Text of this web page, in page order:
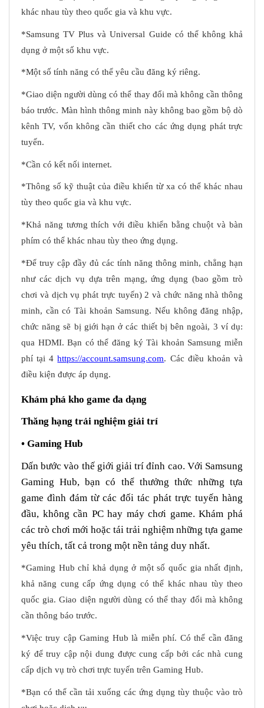
khác nhau tùy theo quốc gia và khu vực.
*Samsung TV Plus và Universal Guide có thể không khả
dụng ở một số khu vực.
*Một số tính năng có thể yêu cầu đăng ký riêng.
*Giao diện người dùng có thể thay đổi mà không cần thông
báo trước. Màn hình thông minh này không bao gồm bộ dò
kênh TV, vốn không cần thiết cho các ứng dụng phát trực
tuyến.
*Cần có kết nối internet.
*Thông số kỹ thuật của điều khiển từ xa có thể khác nhau
tùy theo quốc gia và khu vực.
*Khả năng tương thích với điều khiển bằng chuột và bàn
phím có thể khác nhau tùy theo ứng dụng.
*Để truy cập đầy đủ các tính năng thông minh, chẳng hạn
như các dịch vụ dựa trên mạng, ứng dụng (bao gồm trò
chơi và dịch vụ phát trực tuyến) 2 và chức năng nhà thông
minh, cần có Tài khoản Samsung. Nếu không đăng nhập,
chức năng sẽ bị giới hạn ở các thiết bị bên ngoài, 3 ví dụ:
qua HDMI. Bạn có thể đăng ký Tài khoản Samsung miễn
phí tại 4https://account.samsung.com. Các điều khoản và
điều kiện được áp dụng.
Khám phá kho game đa dạng
Thăng hạng trải nghiệm giải trí
• Gaming Hub
Dấn bước vào thế giới giải trí đỉnh cao. Với Samsung
Gaming Hub, bạn có thể thưởng thức những tựa
game đình đám từ các đối tác phát trực tuyến hàng
đầu, không cần PC hay máy chơi game. Khám phá
các trò chơi mới hoặc tái trải nghiệm những tựa game
yêu thích, tất cả trong một nền tảng duy nhất.
*Gaming Hub chỉ khả dụng ở một số quốc gia nhất định,
khả năng cung cấp ứng dụng có thể khác nhau tùy theo
quốc gia. Giao diện người dùng có thể thay đổi mà không
cần thông báo trước.
*Việc truy cập Gaming Hub là miễn phí. Có thể cần đăng
ký để truy cập nội dung được cung cấp bởi các nhà cung
cấp dịch vụ trò chơi trực tuyến trên Gaming Hub.
*Bạn có thể cần tải xuống các ứng dụng tùy thuộc vào trò